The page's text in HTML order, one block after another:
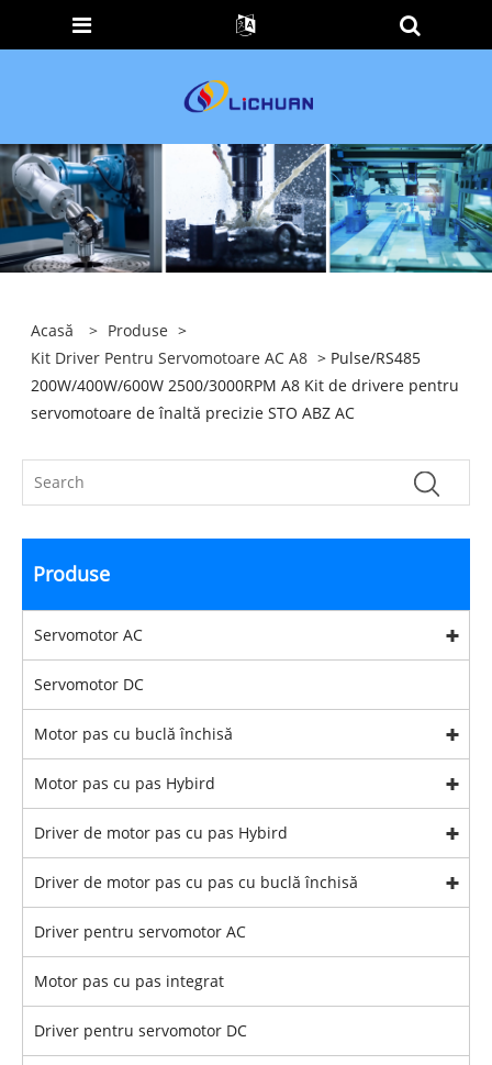
Acasă > Produse >
Kit Driver Pentru Servomotoare AC A8 > Pulse/RS485
200W/400W/600W 2500/3000RPM A8 Kit de drivere pentru
servomotoare de înaltă precizie STO ABZ AC
Produse
Servomotor AC
Servomotor DC
Motor pas cu buclă închisă
Motor pas cu pas Hybird
Driver de motor pas cu pas Hybird
Driver de motor pas cu pas cu buclă închisă
Driver pentru servomotor AC
Motor pas cu pas integrat
Driver pentru servomotor DC